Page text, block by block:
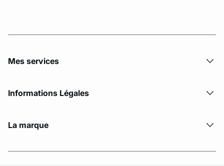
Mes services
Informations Légales
La marque